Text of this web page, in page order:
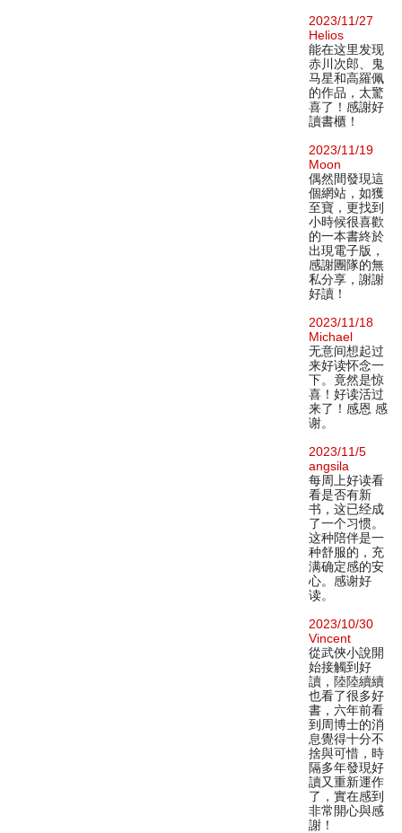
2023/11/27
Helios
能在这里发现
赤川次郎、鬼
马星和高羅佩
的作品，太驚
喜了！感謝好
讀書櫃！
2023/11/19
Moon
偶然間發現這
個網站，如獲
至寶，更找到
小時候很喜歡
的一本書終於
出現電子版，
感謝團隊的無
私分享，謝謝
好讀！
2023/11/18
Michael
无意间想起过
来好读怀念一
下。竟然是惊
喜！好读活过
来了！感恩 感
谢。
2023/11/5
angsila
每周上好读看
看是否有新
书，这已经成
了一个习惯。
这种陪伴是一
种舒服的，充
满确定感的安
心。感谢好
读。
2023/10/30
Vincent
從武俠小說開
始接觸到好
讀，陸陸續續
也看了很多好
書，六年前看
到周博士的消
息覺得十分不
捨與可惜，時
隔多年發現好
讀又重新運作
了，實在感到
非常開心與感
謝！